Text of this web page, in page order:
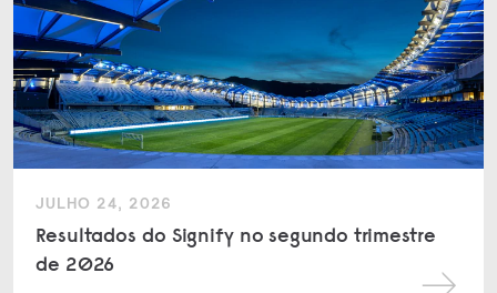
JULHO 24, 2026
Resultados do Signify no segundo trimestre
de 2026